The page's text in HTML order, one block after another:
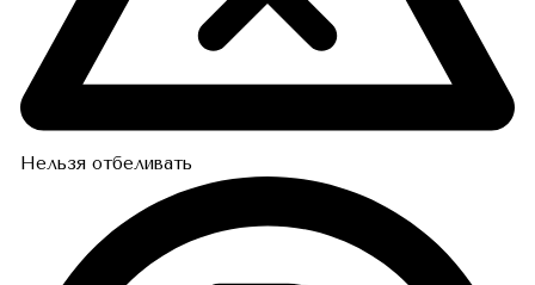
Нельзя отбеливать